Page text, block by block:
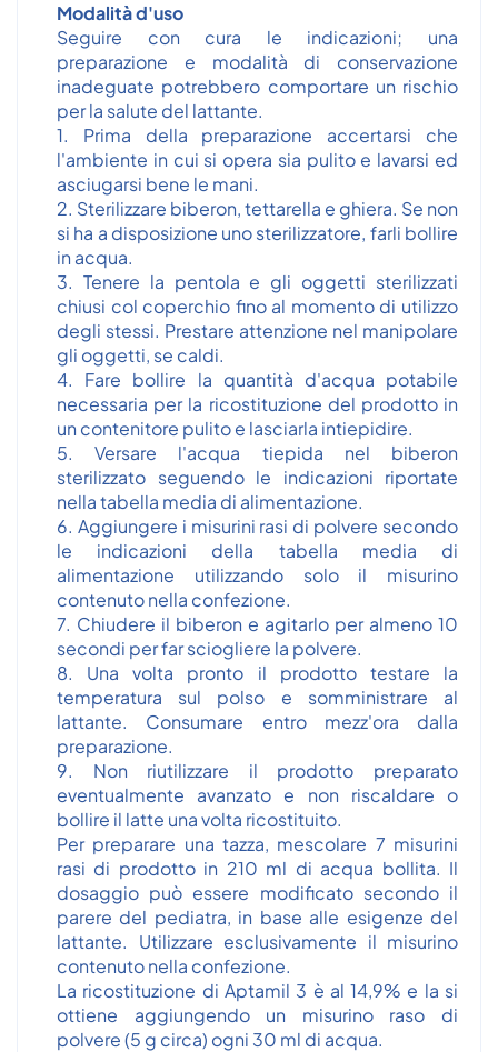
Modalità d'uso
Seguire con cura le indicazioni; una
preparazione e modalità di conservazione
inadeguate potrebbero comportare un rischio
per la salute del lattante.
1. Prima della preparazione accertarsi che
l'ambiente in cui si opera sia pulito e lavarsi ed
asciugarsi bene le mani.
2. Sterilizzare biberon, tettarella e ghiera. Se non
si ha a disposizione uno sterilizzatore, farli bollire
in acqua.
3. Tenere la pentola e gli oggetti sterilizzati
chiusi col coperchio fino al momento di utilizzo
degli stessi. Prestare attenzione nel manipolare
gli oggetti, se caldi.
4. Fare bollire la quantità d'acqua potabile
necessaria per la ricostituzione del prodotto in
un contenitore pulito e lasciarla intiepidire.
5. Versare l'acqua tiepida nel biberon
sterilizzato seguendo le indicazioni riportate
nella tabella media di alimentazione.
6. Aggiungere i misurini rasi di polvere secondo
le indicazioni della tabella media di
alimentazione utilizzando solo il misurino
contenuto nella confezione.
7. Chiudere il biberon e agitarlo per almeno 10
secondi per far sciogliere la polvere.
8. Una volta pronto il prodotto testare la
temperatura sul polso e somministrare al
lattante. Consumare entro mezz'ora dalla
preparazione.
9. Non riutilizzare il prodotto preparato
eventualmente avanzato e non riscaldare o
bollire il latte una volta ricostituito.
Per preparare una tazza, mescolare 7 misurini
rasi di prodotto in 210 ml di acqua bollita. Il
dosaggio può essere modificato secondo il
parere del pediatra, in base alle esigenze del
lattante. Utilizzare esclusivamente il misurino
contenuto nella confezione.
La ricostituzione di Aptamil 3 è al 14,9% e la si
ottiene aggiungendo un misurino raso di
polvere (5 g circa) ogni 30 ml di acqua.